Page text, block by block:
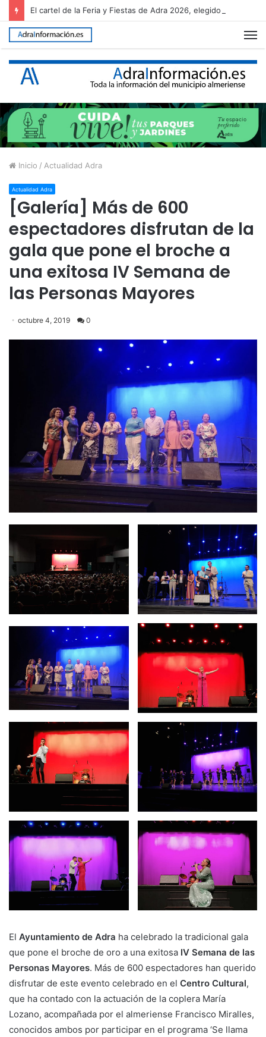
Inicio / Actualidad Adra
Actualidad Adra
[Galería] Más de 600
espectadores disfrutan de la
gala que pone el broche a
una exitosa IV Semana de
las Personas Mayores
octubre 4, 2019 0
ElAyuntamiento de Adraha celebrado la tradicional gala
que pone el broche de oro a una exitosa
IV Semana de las
Personas Mayores. Más de 600 espectadores han querido
disfrutar de este evento celebrado en elCentro Cultural,
que ha contado con la actuación de la coplera María
conocidos ambos por participar en el programa ‘Se llama
Copla’. También han triunfado en el escenario María y
José, la pareja de más edad de la Asociación Cultural ‘Adra
Baila’ y la actuación del Taller Municipal de Baile para
personas mayores.
El alcalde de Adra,Manuel Cortés, acompañado por el